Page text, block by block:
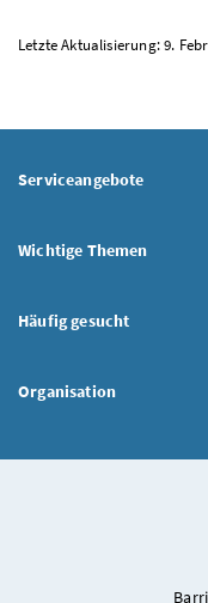
Letzte Aktualisierung: 9.
Serviceangebote
Wichtige Themen
Häufig gesucht
Organisation